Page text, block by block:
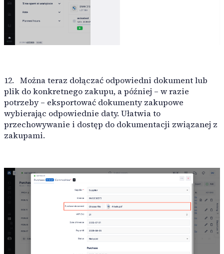
12. Można teraz dołączać odpowiedni dokument lub
plik do konkretnego zakupu, a później – w razie
potrzeby – eksportować dokumenty zakupowe
wybierając odpowiednie daty. Ułatwia to
przechowywanie i dostęp do dokumentacji związanej z
zakupami.